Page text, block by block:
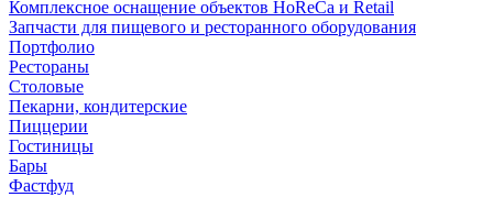
Комплексное оснащение объектов HoReCa и Retail
Запчасти для пищевого и ресторанного оборудования
Портфолио
Рестораны
Столовые
Пекарни, кондитерские
Пиццерии
Гостиницы
Бары
Фастфуд